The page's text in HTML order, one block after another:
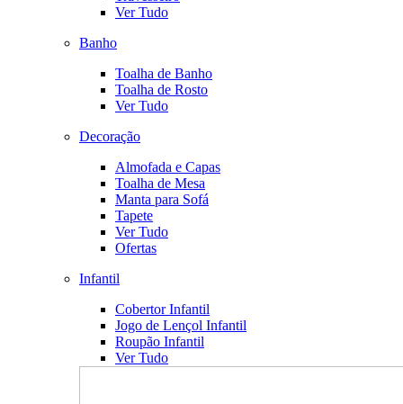
Ver Tudo
Banho
Toalha de Banho
Toalha de Rosto
Ver Tudo
Decoração
Almofada e Capas
Toalha de Mesa
Manta para Sofá
Tapete
Ver Tudo
Ofertas
Infantil
Cobertor Infantil
Jogo de Lençol Infantil
Roupão Infantil
Ver Tudo